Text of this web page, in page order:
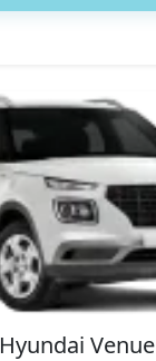
Hyundai Venue